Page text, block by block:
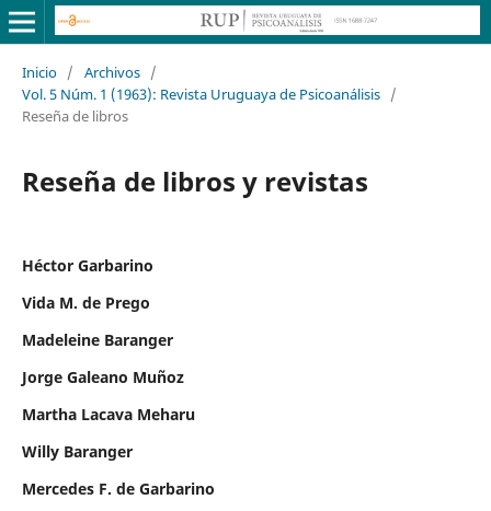
Inicio / Archivos /
Vol. 5 Núm. 1 (1963): Revista Uruguaya de Psicoanálisis /
Reseña de libros
Reseña de libros y revistas
Héctor Garbarino
Vida M. de Prego
Madeleine Baranger
Jorge Galeano Muñoz
Martha Lacava Meharu
Willy Baranger
Mercedes F. de Garbarino